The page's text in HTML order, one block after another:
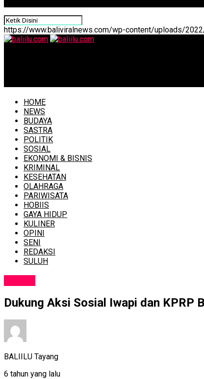
https://www.baliviralnews.com/wp-content/uploads/
HOME
NEWS
BUDAYA
SASTRA
POLITIK
SOSIAL
EKONOMI & BISNIS
KRIMINAL
KESEHATAN
OLAHRAGA
PARIWISATA
HOBIIS
GAYA HIDUP
KULINER
OPINI
SENI
REDAKSI
SULUH
Dukung Aksi Sosial Iwapi dan KPRP
BALIILU Tayang
6 tahun yang lalu